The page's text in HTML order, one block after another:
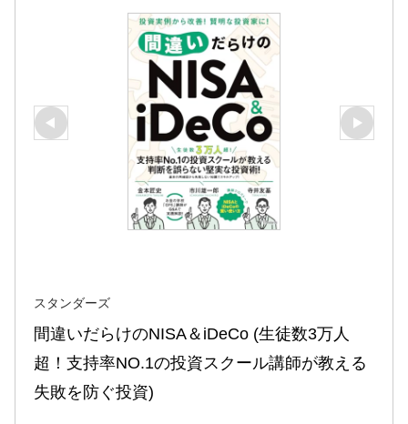
スタンダーズ
間違いだらけのNISA＆iDeCo (生徒数3万人
超！支持率NO.1の投資スクール講師が教える
失敗を防ぐ投資)